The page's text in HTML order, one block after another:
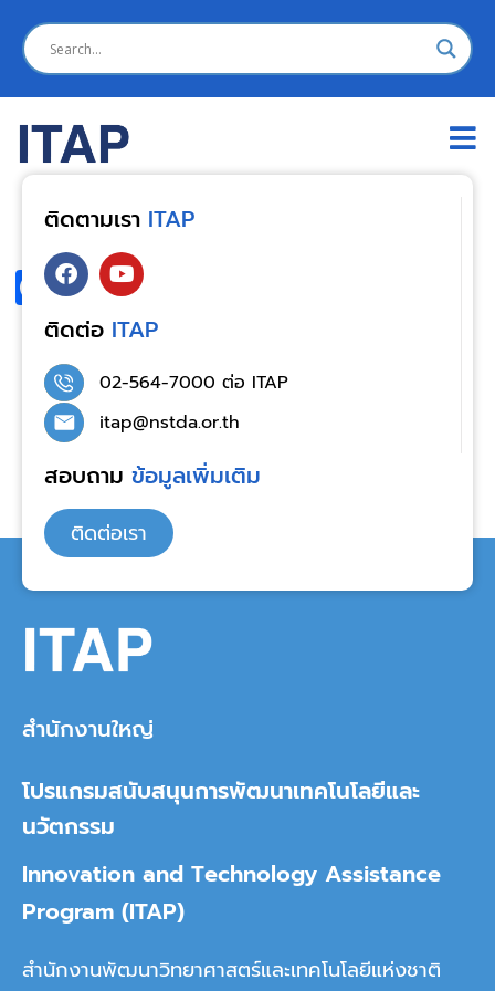
Banner 2
Facebook
LineX
ติดตามเรา ITAP
ติดต่อ ITAP
02-564-7000 ต่อ ITAP
itap@nstda.or.th
สอบถาม ข้อมูลเพิ่มเติม
ติดต่อเรา
สำนักงานใหญ่
โปรแกรมสนับสนุนการพัฒนาเทคโนโลยีและ
นวัตกรรม
Innovation and Technology Assistance
Program (ITAP)
สำนักงานพัฒนาวิทยาศาสตร์และเทคโนโลยีแห่งชาติ